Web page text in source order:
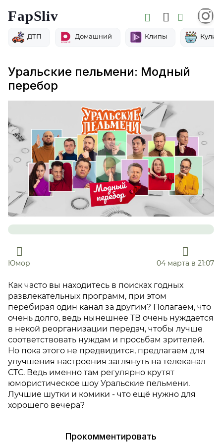
FapSliv
ДТП Домашний Клипы
Уральские пельмени: Модный
перебор
Юмор 04 марта в 21:07
Как часто вы находитесь в поисках годных
развлекательных программ, при этом
перебирая один канал за другим? Полагаем, что
очень долго, ведь нынешнее ТВ очень нуждается
в некой реорганизации передач, чтобы лучше
соответствовать нуждам и просьбам зрителей.
Но пока этого не предвидится, предлагаем для
улучшения настроения заглянуть на телеканал
СТС. Ведь именно там регулярно крутят
юмористическое шоу Уральские пельмени.
Лучшие шутки и комики - что ещё нужно для
хорошего вечера?
Прокомментировать